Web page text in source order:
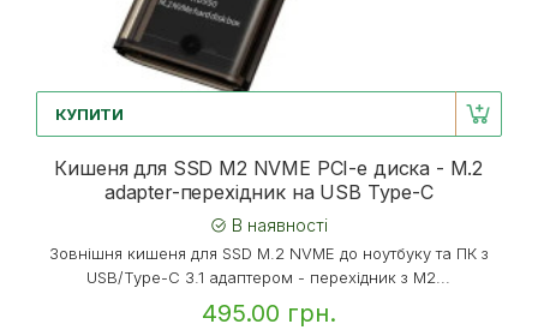
КУПИТИ
Кишеня для SSD M2 NVME PCI-e диска - M.2
adapter-перехідник на USB Type-C
В наявності
Зовнішня кишеня для SSD M.2 NVME до ноутбуку та ПК з
USB/Type-C 3.1 адаптером - перехідник з M2...
495.00 грн.